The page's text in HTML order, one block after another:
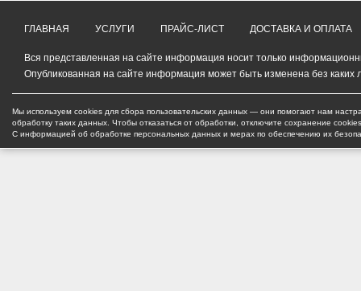
ГЛАВНАЯ УСЛУГИ ПРАЙС-ЛИСТ ДОСТАВКА И ОПЛАТА
Вся представленная на сайте информация носит только
Опубликованная на сайте информация может быть изменена без каких
Мы используем cookies для сбора пользовательских данных — они помогают нам
обработку таких данных. Чтобы отказаться от обработки, отключите сохранение
С информацией об обработке персональных данных и мерах по обеспечению их